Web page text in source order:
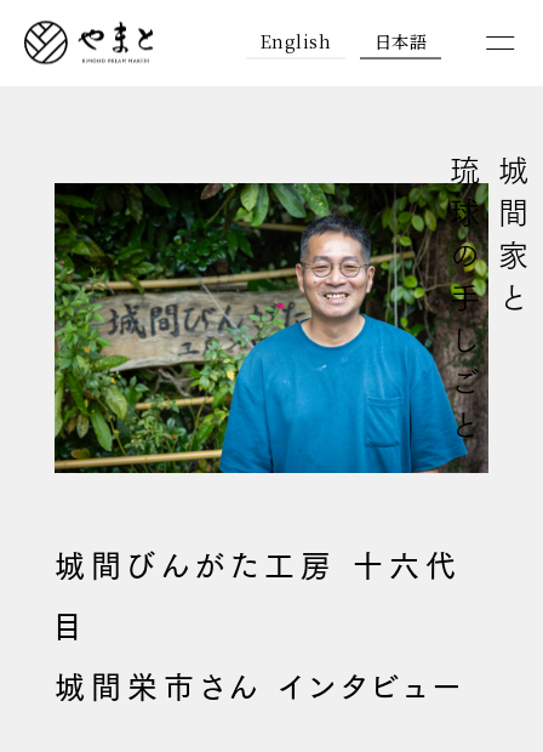
English 日本語
城間家と
琉球の手しごと
城間びんがた工房 十六代
目
城間栄市さん インタビュー